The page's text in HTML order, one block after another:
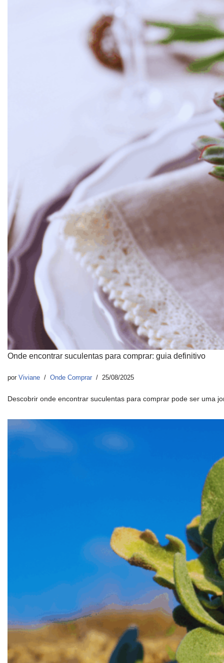
Onde encontrar suculentas para comprar: guia definitivo
por Viviane Onde Comprar 25/08/2025
Descobrir onde encontrar suculentas para comprar pode ser uma